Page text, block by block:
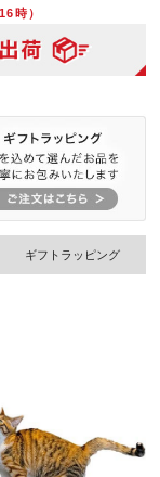
時）
ギフトラッピング